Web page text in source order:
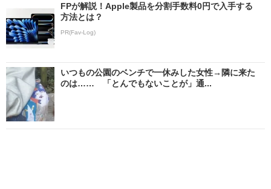
FPが解説！Apple製品を分割手数料0円で入手する
方法とは？
PR(Fav-Log)
いつもの公園のベンチで一休みした女性→隣に来た
のは…… 「とんでもないことが」通...